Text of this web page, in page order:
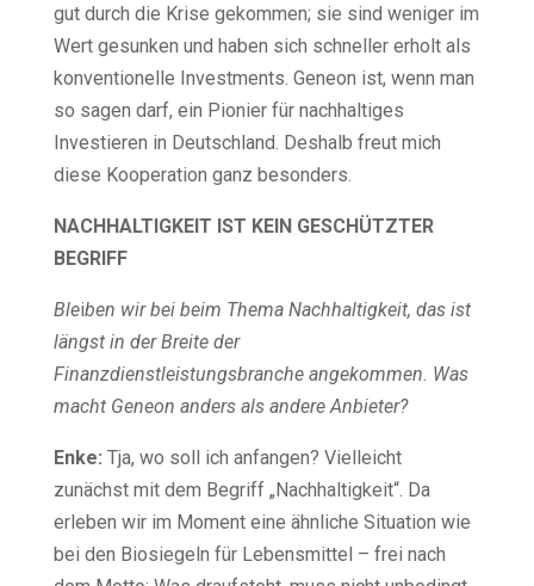
gut durch die Krise gekommen; sie sind weniger im
Wert gesunken und haben sich schneller erholt als
konventionelle Investments. Geneon ist, wenn man
so sagen darf, ein Pionier für nachhaltiges
Investieren in Deutschland. Deshalb freut mich
diese Kooperation ganz besonders.
NACHHALTIGKEIT IST KEIN GESCHÜTZTER
BEGRIFF
Bleiben wir bei beim Thema Nachhaltigkeit, das ist
längst in der Breite der
Finanzdienstleistungsbranche angekommen. Was
macht Geneon anders als andere Anbieter?
Enke: Tja, wo soll ich anfangen? Vielleicht
zunächst mit dem Begriff „Nachhaltigkeit“. Da
erleben wir im Moment eine ähnliche Situation wie
bei den Biosiegeln für Lebensmittel – frei nach